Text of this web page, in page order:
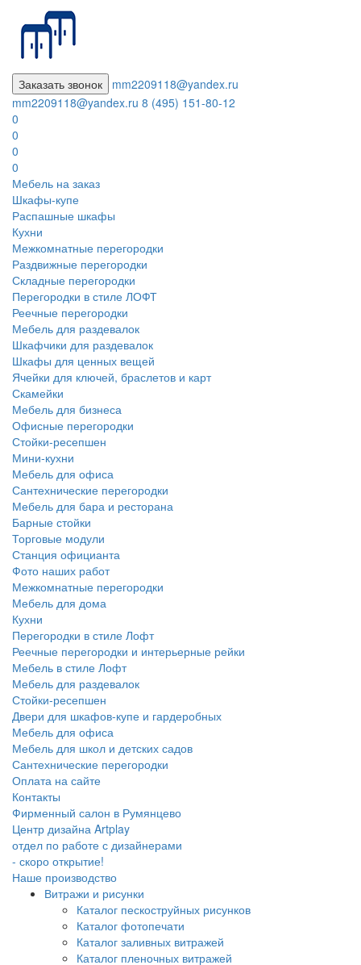
Заказать звонок
mm2209118@yandex.ru
mm2209118@yandex.ru 8 (495) 151-80-12
0
0
0
0
Мебель на заказ
Шкафы-купе
Распашные шкафы
Кухни
Межкомнатные перегородки
Раздвижные перегородки
Складные перегородки
Перегородки в стиле ЛОФТ
Реечные перегородки
Мебель для раздевалок
Шкафчики для раздевалок
Шкафы для ценных вещей
Ячейки для ключей, браслетов и карт
Скамейки
Мебель для бизнеса
Офисные перегородки
Стойки-ресепшен
Мини-кухни
Мебель для офиса
Сантехнические перегородки
Мебель для бара и ресторана
Барные стойки
Торговые модули
Станция официанта
Фото наших работ
Межкомнатные перегородки
Мебель для дома
Кухни
Перегородки в стиле Лофт
Реечные перегородки и интерьерные рейки
Мебель в стиле Лофт
Мебель для раздевалок
Стойки-ресепшен
Двери для шкафов-купе и гардеробных
Мебель для офиса
Мебель для школ и детских садов
Сантехнические перегородки
Оплата на сайте
Контакты
Фирменный салон в Румянцево
Центр дизайна Artplay
отдел по работе с дизайнерами
- скоро открытие!
Наше производство
Витражи и рисунки
Каталог пескоструйных рисунков
Каталог фотопечати
Каталог заливных витражей
Каталог пленочных витражей